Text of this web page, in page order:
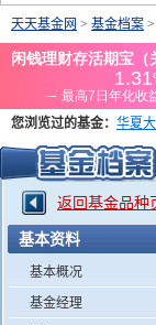
天天基金网 > 基金档案
您浏览过的基金： 华夏
添富优势 华安宏利 上证
返回基金品种
基本资料
基本概况
基金经理